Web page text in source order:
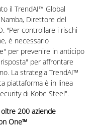
il TrendAI™ Global
Direttore del
"Per controllare i rischi
è necessario
per prevenire in anticipo
per affrontare
La strategia TrendAI™
piattaforma è in linea
di Kobe Steel".
200 aziende
One™